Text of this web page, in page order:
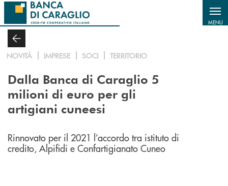
Salta al contenuto principale
MENU
NOVITÀ IMPRESE SOCI TERRITORIO
Dalla Banca di Caraglio 5
milioni di euro per gli
artigiani cuneesi
Rinnovato per il 2021 l’accordo tra istituto di
credito, Alpifidi e Confartigianato Cuneo